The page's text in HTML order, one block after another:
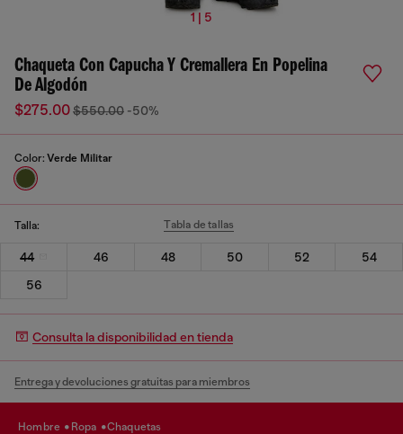
1 | 5
Chaqueta Con Capucha Y Cremallera En Popelina
De Algodón
$275.00$550.00 -50%
Color: Verde Militar
Talla: Tabla de tallas
44 46 48 50 52
54
56
Consulta la disponibilidad en tienda
Entrega y devoluciones gratuitas para miembros
hombre ropa chaquetas